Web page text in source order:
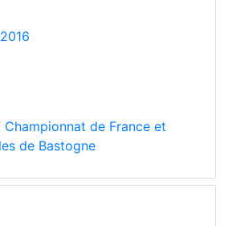
Championnat de France et
de Bastogne